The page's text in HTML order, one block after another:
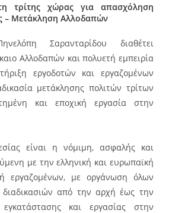
τρίτης χώρας για απασχόληση
– Μετάκληση Αλλοδαπών
Σαρανταρίδου διαθέτει
Αλλοδαπών και πολυετή εμπειρία
εργοδοτών και εργαζομένων
μετάκλησης πολιτών τρίτων
και εποχική εργασία στην
είναι η νόμιμη, ασφαλής και
με την ελληνική και ευρωπαϊκή
εργαζομένων, με οργάνωση όλων
από την αρχή έως την
και εργασίας στην